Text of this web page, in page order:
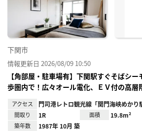
下関市
情報更新日 2026/08/09 10:50
【角部屋・駐車場有】下関駅すぐそばシ
歩圏内で！広々オール電化、ＥＶ付の高
アクセス 門司港レトロ観光線「関門海峡めかり
間取り 1R 面積 19.8m²
築年数 1987年 10月 築